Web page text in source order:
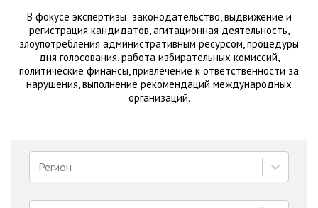
В фокусе экспертизы: законодательство, выдвижение и
регистрация кандидатов, агитационная деятельность,
злоупотребления административным ресурсом, процедуры
дня голосования, работа избирательных комиссий,
политические финансы, привлечение к ответственности за
нарушения, выполнение рекомендаций международных
организаций.
Регион